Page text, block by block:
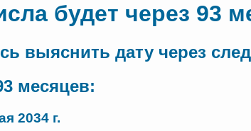
будет через 93
выяснить дату через
месяцев:
2034 г.